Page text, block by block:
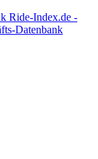
Ride-Index.de -
Datenbank